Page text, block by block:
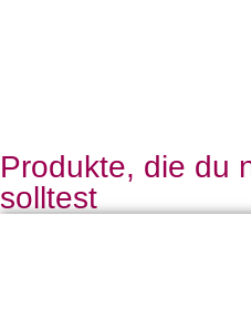
Produkte, die du
solltest